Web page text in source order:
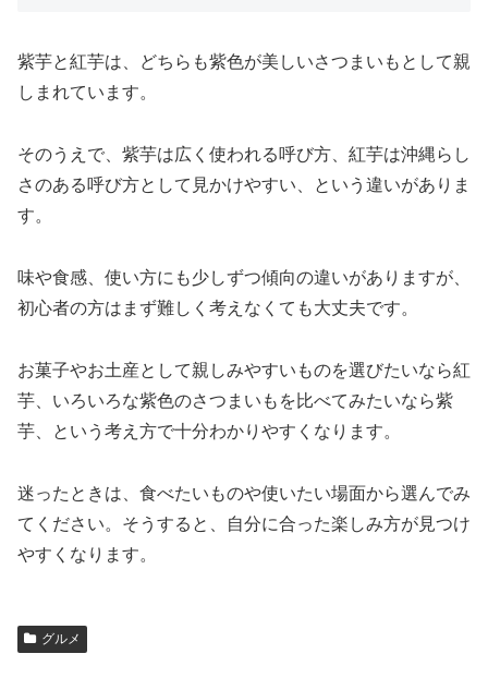
紫芋と紅芋は、どちらも紫色が美しいさつまいもとして親
しまれています。
そのうえで、紫芋は広く使われる呼び方、紅芋は沖縄らし
さのある呼び方として見かけやすい、という違いがありま
す。
味や食感、使い方にも少しずつ傾向の違いがありますが、
初心者の方はまず難しく考えなくても大丈夫です。
お菓子やお土産として親しみやすいものを選びたいなら紅
芋、いろいろな紫色のさつまいもを比べてみたいなら紫
芋、という考え方で十分わかりやすくなります。
迷ったときは、食べたいものや使いたい場面から選んでみ
てください。そうすると、自分に合った楽しみ方が見つけ
やすくなります。
グルメ